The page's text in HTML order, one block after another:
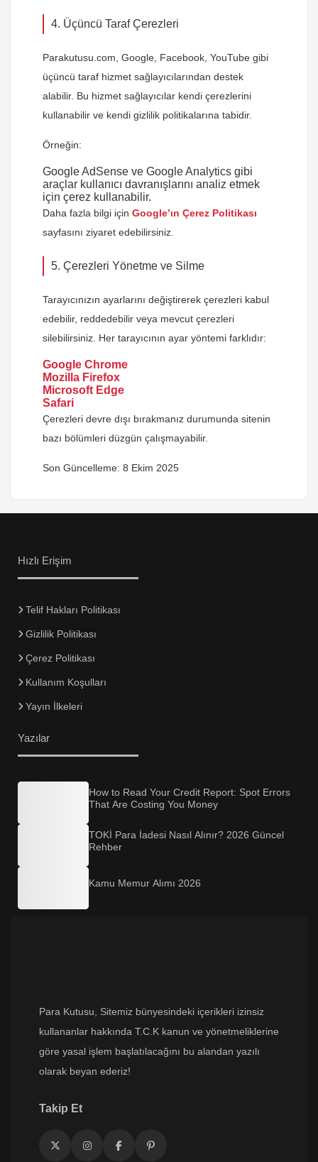
4. Üçüncü Taraf Çerezleri
Parakutusu.com , Google, Facebook, YouTube gibi
üçüncü taraf hizmet sağlayıcılarından destek
alabilir. Bu hizmet sağlayıcılar kendi çerezlerini
kullanabilir ve kendi gizlilik politikalarına tabidir.
Örneğin:
Google AdSense ve Google Analytics gibi
araçlar kullanıcı davranışlarını analiz etmek
için çerez kullanabilir.
Daha fazla bilgi için Google’ın Çerez Politikası
sayfasını ziyaret edebilirsiniz.
5. Çerezleri Yönetme ve Silme
Tarayıcınızın ayarlarını değiştirerek çerezleri kabul
edebilir, reddedebilir veya mevcut çerezleri
silebilirsiniz. Her tarayıcının ayar yöntemi farklıdır:
Google Chrome
Mozilla Firefox
Microsoft Edge
Safari
Çerezleri devre dışı bırakmanız durumunda sitenin
bazı bölümleri düzgün çalışmayabilir.
Son Güncelleme: 8 Ekim 2025
Hızlı Erişim
Telif Hakları Politikası
Gizlilik Politikası
Çerez Politikası
Kullanım Koşulları
Yayın İlkeleri
Yazılar
How to Read Your Credit Report: Spot Errors
That Are Costing You Money
TOKİ Para İadesi Nasıl Alınır? 2026 Güncel
Rehber
Kamu Memur Alımı 2026
Para Kutusu , Sitemiz bünyesindeki içerikleri izinsiz
kullananlar hakkında T.C.K kanun ve yönetmeliklerine
göre yasal işlem başlatılacağını bu alandan yazılı
olarak beyan ederiz!
Takip Et